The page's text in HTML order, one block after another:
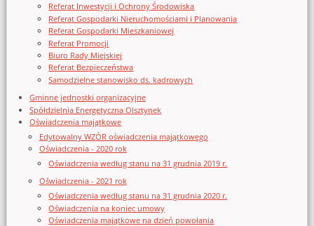
Referat Inwestycji i Ochrony Środowiska
Referat Gospodarki Nieruchomościami i Planowania
Referat Gospodarki Mieszkaniowej
Referat Promocji
Biuro Rady Miejskiej
Referat Bezpieczeństwa
Samodzielne stanowisko ds. kadrowych
Gminne jednostki organizacyjne
Spółdzielnia Energetyczna Olsztynek
Oświadczenia majątkowe
Edytowalny WZÓR oświadczenia majątkowego
Oświadczenia - 2020 rok
Oświadczenia według stanu na 31 grudnia 2019 r.
Oświadczenia - 2021 rok
Oświadczenia według stanu na 31 grudnia 2020 r.
Oświadczenia na koniec umowy
Oświadczenia majątkowe na dzień powołania